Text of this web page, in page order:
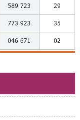
589 723 29
773 923 35
046 671 02